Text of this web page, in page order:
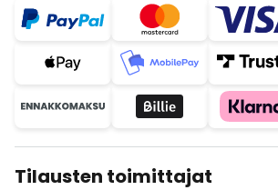
Tilausten toimittajat